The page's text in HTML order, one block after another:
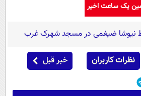
یک ساعت اخیر
نیوشا ضیغمی در مسجد شهرک غرب
نظرات کاربران خبر قبل